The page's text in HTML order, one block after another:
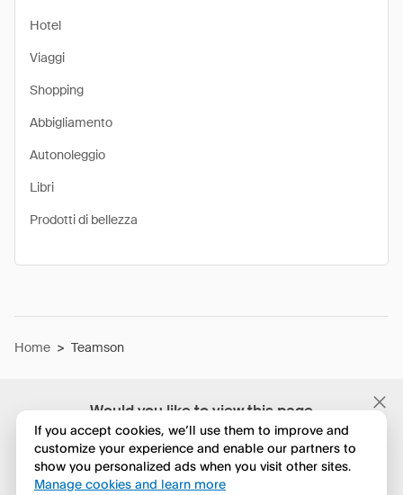
Would you like to view this page
in English?
No, continua a esplorare
Hotel
Viaggi
Shopping
Abbigliamento
Autonoleggio
Libri
Prodotti di bellezza
Home > Teamson
If you accept cookies, we’ll use them to improve and
customize your experience and enable our partners to
show you personalized ads when you visit other sites.
Manage cookies and learn more